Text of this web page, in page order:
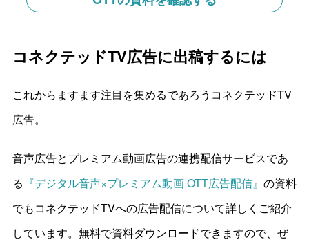
コネクテッドTV広告に出稿するには
これからますます注目を集めるであろうコネクテッドTV
広告。
音声広告とプレミアム動画広告の連携配信サービスであ
る 『デジタル音声×プレミアム動画 OTT広告配信』 の資料
でもコネクテッドTVへの広告配信について詳しくご紹介
しています。無料で資料ダウンロードできますので、ぜ